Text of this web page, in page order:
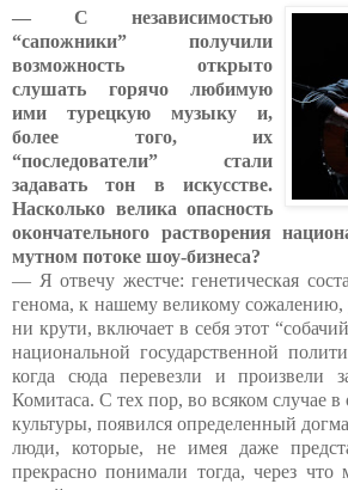
— С независимостью
“сапожники” получили
возможность открыто
слушать горячо любимую
ими турецкую музыку и,
более того, их
“последователи” стали
задавать тон в искусстве.
Насколько велика опасность
окончательного растворения
мутном потоке шоу-бизнеса?
— Я отвечу жестче: генетическая
генома, к нашему великому сожалению,
ни крути, включает в себя этот
национальной государственной
когда сюда перевезли и произвели
Комитаса. С тех пор, во всяком случае
культуры, появился определенный
люди, которые, не имея даже
прекрасно понимали тогда, через что